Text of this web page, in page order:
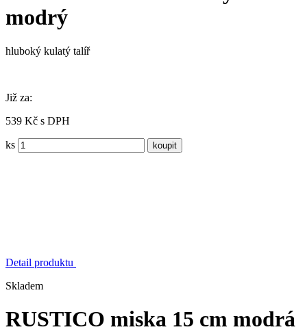
modrý
hluboký kulatý talíř
Již za:
539 Kč s DPH
ks
Detail produktu
Skladem
RUSTICO miska 15 cm modrá